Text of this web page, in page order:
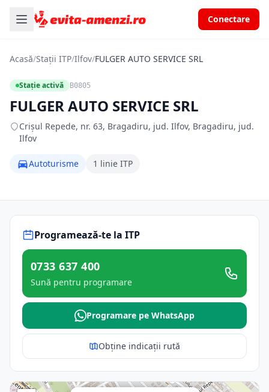
Conectare
Acasă/Stații ITP/Ilfov/FULGER AUTO SERVICE SRL
Stație activă B0805
FULGER AUTO SERVICE SRL
Crişul Repede, nr. 63, Bragadiru, jud. Ilfov, Bragadiru, jud.
Ilfov
Autoturisme 1 linie ITP
Programează-te la ITP
0733 637 400
Sună pentru programare
Programare pe WhatsApp
Obține indicații rută